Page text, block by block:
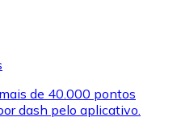
de 40.000 pontos
dash pelo aplicativo.